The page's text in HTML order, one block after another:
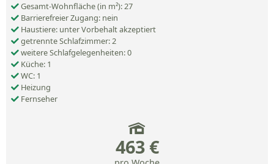
Gesamt-Wohnfläche (in m²): 27
Barrierefreier Zugang: nein
Haustiere: unter Vorbehalt akzeptiert
getrennte Schlafzimmer: 2
weitere Schlafgelegenheiten: 0
Küche: 1
WC: 1
Heizung
Fernseher
463 €